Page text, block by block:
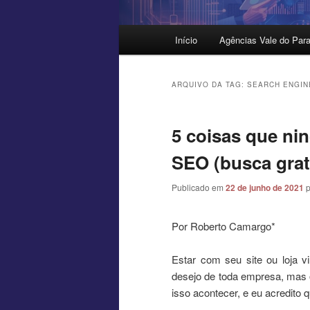
Início Agências Vale do
ARQUIVO DA TAG: SEARCH
5 coisas que
SEO (busca
Publicado em 22 de junho de 2021
Por Roberto Camargo*
Estar com seu site ou loja
desejo de toda empresa,
isso acontecer, e eu acredito